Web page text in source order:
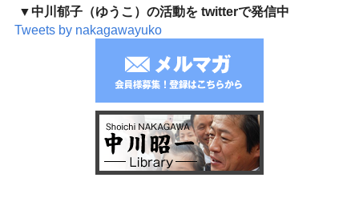
▼中川郁子（ゆうこ）の活動を twitterで発信中
Tweets by nakagawayuko